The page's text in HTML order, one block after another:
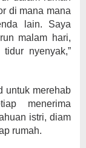
di mana mana
lain. Saya
malam hari,
nyenyak,”
untuk merehab
menerima
istri, diam
rumah.